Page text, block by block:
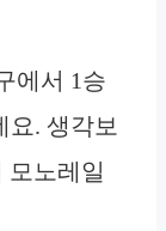
에서 1승
요. 생각보
모노레일